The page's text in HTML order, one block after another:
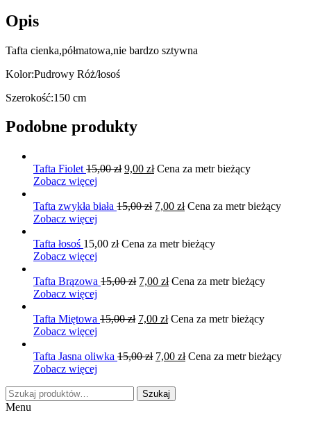
Opis
Tafta cienka,półmatowa,nie bardzo sztywna
Kolor:Pudrowy Róż/łosoś
Szerokość:150 cm
Podobne produkty
Tafta Fiolet 15,00zł Pierwotna
15,00 zł.
9,00 złAktualna
9,00 zł.
Cena za metr bieżący
Zobacz więcej
Tafta zwykła biała 15,00zł Pierwotna
15,00 zł.
7,00 złAktualna
7,00 zł.
Cena za metr bieżący
Zobacz więcej
Tafta łosoś 15,00 złCena za metr bieżący
Zobacz więcej
Tafta Brązowa 15,00zł Pierwotna
15,00 zł.
7,00 złAktualna
7,00 zł.
Cena za metr bieżący
Zobacz więcej
Tafta Miętowa 15,00zł Pierwotna
15,00 zł.
7,00 złAktualna
7,00 zł.
Cena za metr bieżący
Zobacz więcej
Tafta Jasna oliwka 15,00zł Pierwotna
15,00 zł.
7,00 złAktualna
Cena za metr bieżący
Zobacz więcej
Szukaj:
Szukaj
Menu